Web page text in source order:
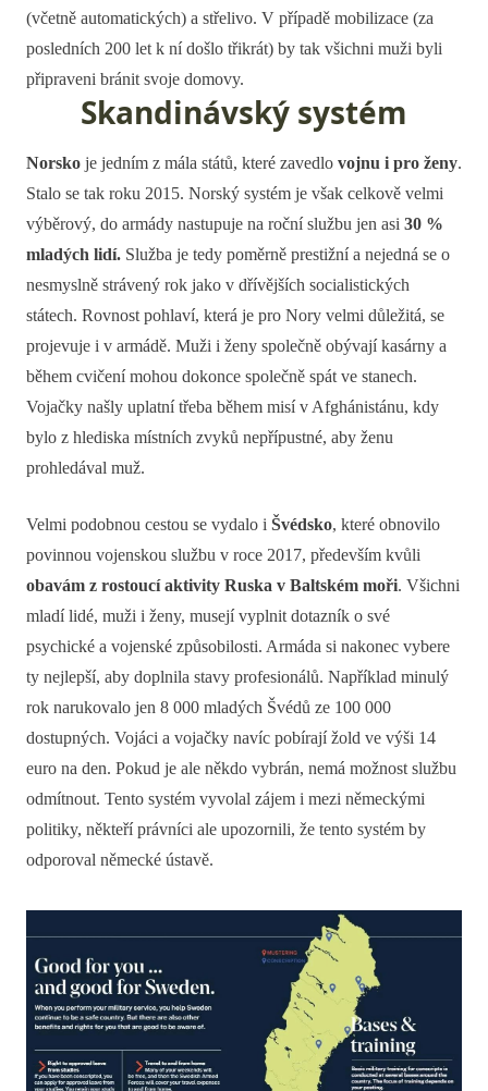
(včetně automatických) a střelivo. V případě mobilizace (za
posledních 200 let k ní došlo třikrát) by tak všichni muži byli
připraveni bránit svoje domovy.
Skandinávský systém
Norsko je jedním z mála států, které zavedlo vojnu i pro ženy.
Stalo se tak roku 2015. Norský systém je však celkově velmi
výběrový, do armády nastupuje na roční službu jen asi 30 %
mladých lidí. Služba je tedy poměrně prestižní a nejedná se o
nesmyslně strávený rok jako v dřívějších socialistických
státech. Rovnost pohlaví, která je pro Nory velmi důležitá, se
projevuje i v armádě. Muži i ženy společně obývají kasárny a
během cvičení mohou dokonce společně spát ve stanech.
Vojačky našly uplatní třeba během misí v Afghánistánu, kdy
bylo z hlediska místních zvyků nepřípustné, aby ženu
prohledával muž.
Velmi podobnou cestou se vydalo i Švédsko, které obnovilo
povinnou vojenskou službu v roce 2017, především kvůli
obavám z rostoucí aktivity Ruska v Baltském moři. Všichni
mladí lidé, muži i ženy, musejí vyplnit dotazník o své
psychické a vojenské způsobilosti. Armáda si nakonec vybere
ty nejlepší, aby doplnila stavy profesionálů. Například minulý
rok narukovalo jen 8 000 mladých Švédů ze 100 000
dostupných. Vojáci a vojačky navíc pobírají žold ve výši 14
euro na den. Pokud je ale někdo vybrán, nemá možnost službu
odmítnout. Tento systém vyvolal zájem i mezi německými
politiky, někteří právníci ale upozornili, že tento systém by
odporoval německé ústavě.